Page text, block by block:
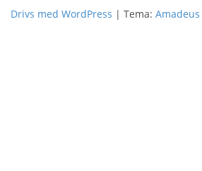
Drivs med WordPress | Tema: Amadeus